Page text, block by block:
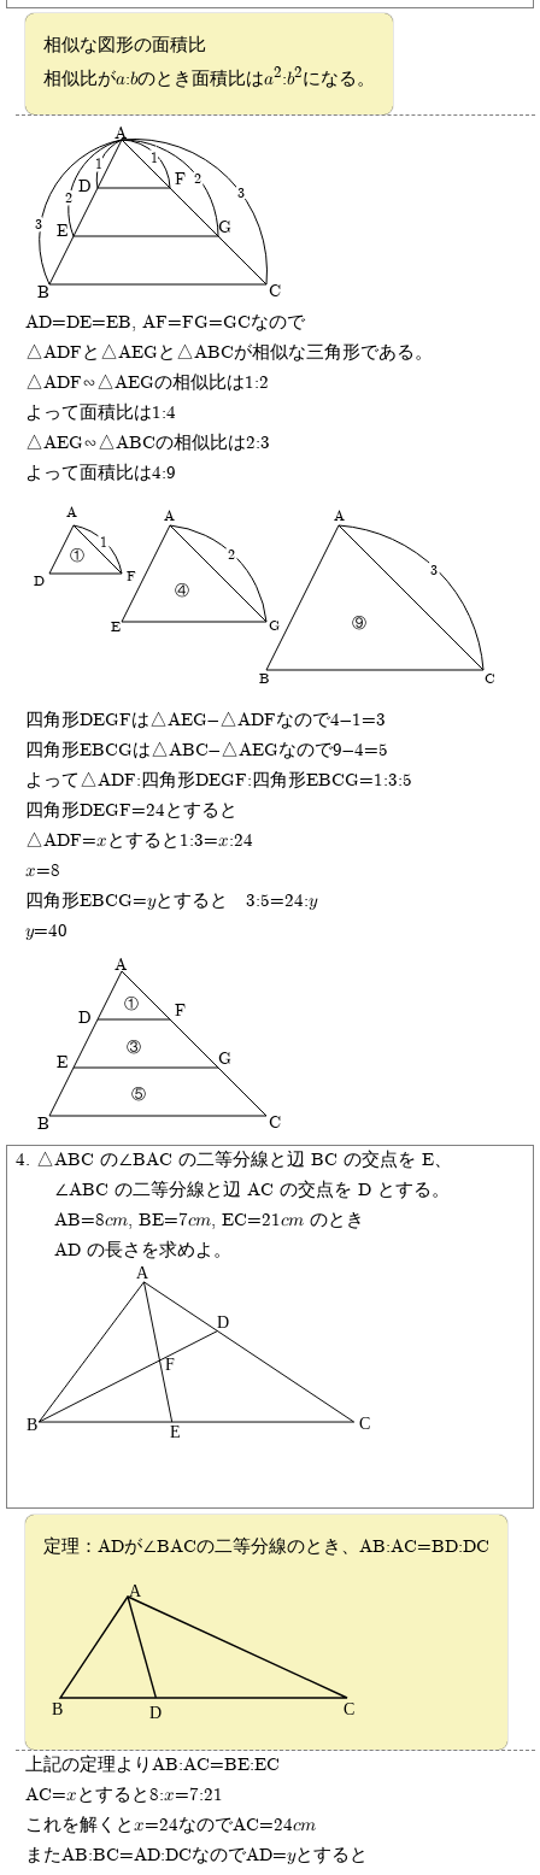
相似な図形の面積比
相似比がa:bのとき面積比はa2:b2になる。
1
2
3
1
2
3
A
B C
D F
E G
AD=DE=EB, AF=FG=GCなので
△ADFと△AEGと△ABCが相似な三角形である。
△ADF∽△AEGの相似比は1:2
よって面積比は1:4
△AEG∽△ABCの相似比は2:3
よって面積比は4:9
A
B C
D
E
F
G
A
A
1
2
3
①
④
⑨
四角形DEGFは△AEG-△ADFなので4-1=3
四角形EBCGは△ABC-△AEGなので9-4=5
よって△ADF:四角形DEGF:四角形EBCG=1:3:5
四角形DEGF=24とすると
△ADF=xとすると1:3=x:24
x=8
四角形EBCG=yとすると 3:5=24:y
y=40
A
B C
D F
E G
①
③
⑤
△ABC の∠BAC の二等分線と辺 BC の交点を E、
∠ABC の二等分線と辺 AC の交点を D とする。
AB=8cm, BE=7cm, EC=21cm のとき
AD の長さを求めよ。
定理：ADが∠BACの二等分線のとき、AB:AC=BD:DC
上記の定理よりAB:AC=BE:EC
AC=xとすると8:x=7:21
これを解くとx=24なのでAC=24cm
またAB:BC=AD:DCなのでAD=yとすると